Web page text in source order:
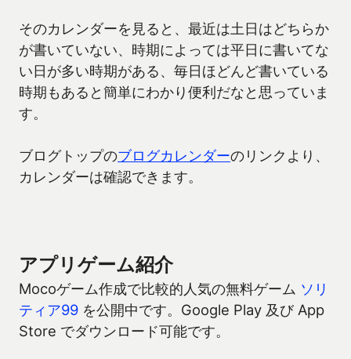
そのカレンダーを見ると、最近は土日はどちらか
が書いていない、時期によっては平日に書いてな
い日が多い時期がある、毎日ほどんど書いている
時期もあると簡単にわかり便利だなと思っていま
す。
ブログトップのブログカレンダーのリンクより、
カレンダーは確認できます。
アプリゲーム紹介
Mocoゲーム作成で比較的人気の無料ゲーム ソリ
ティア99 を公開中です。Google Play 及び App
Store でダウンロード可能です。